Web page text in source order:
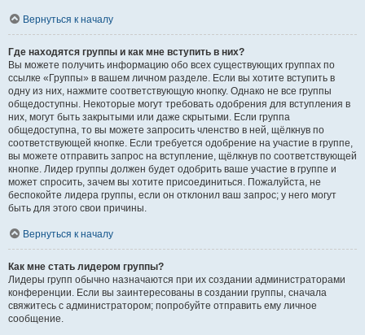
Вернуться к началу
Где находятся группы и как мне вступить в них?
Вы можете получить информацию обо всех существующих группах по
ссылке «Группы» в вашем личном разделе. Если вы хотите вступить в
одну из них, нажмите соответствующую кнопку. Однако не все группы
общедоступны. Некоторые могут требовать одобрения для вступления в
них, могут быть закрытыми или даже скрытыми. Если группа
общедоступна, то вы можете запросить членство в ней, щёлкнув по
соответствующей кнопке. Если требуется одобрение на участие в группе,
вы можете отправить запрос на вступление, щёлкнув по соответствующей
кнопке. Лидер группы должен будет одобрить ваше участие в группе и
может спросить, зачем вы хотите присоединиться. Пожалуйста, не
беспокойте лидера группы, если он отклонил ваш запрос; у него могут
быть для этого свои причины.
Вернуться к началу
Как мне стать лидером группы?
Лидеры групп обычно назначаются при их создании администраторами
конференции. Если вы заинтересованы в создании группы, сначала
свяжитесь с администратором; попробуйте отправить ему личное
сообщение.